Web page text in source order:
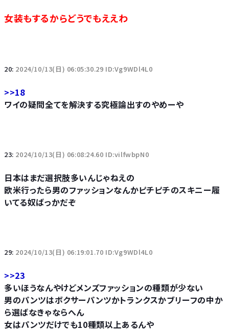
女装もするからどうでもええわ
20: 2024/10/13(日) 06:05:30.29 ID:Vg9WDl4L0
>>18
ワイの疑問全てを解決する究極論出すのやめーや
23: 2024/10/13(日) 06:08:24.60 ID:vilfwbpN0
日本はまだ選択肢多いんじゃねえの
欧米行ったら男のファッションなんかピチピチのスキニー履
いてる奴ばっかだぞ
29: 2024/10/13(日) 06:19:01.70 ID:Vg9WDl4L0
>>23
多いほうなんやけどメンズファッションの種類が少ない
男のパンツはボクサーパンツかトランクスかブリーフの中か
ら選ばなきゃならへん
女はパンツだけでも10種類以上あるんや